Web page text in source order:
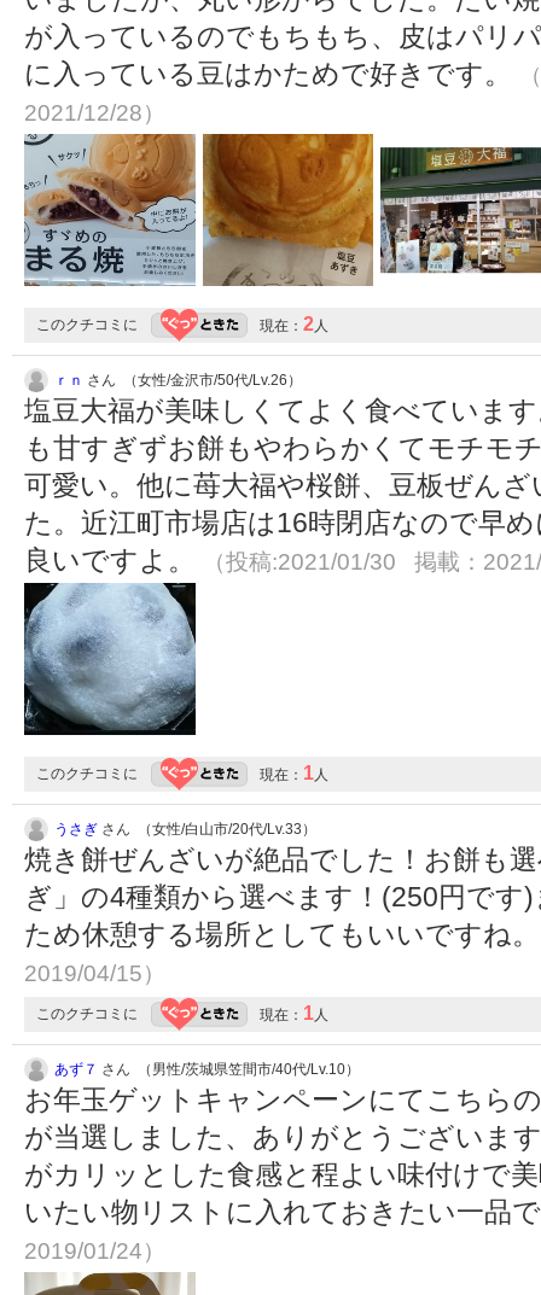
が入っているのでもちもち、皮はパリ
に入っている豆はかためで好きです。
2021/12/28）
このクチコミに 現在： 2人
ｒｎ さん （女性/金沢市/50代/Lv.26）
塩豆大福が美味しくてよく食べていま
も甘すぎずお餅もやわらかくてモチモ
可愛い。他に苺大福や桜餅、豆板ぜん
た。近江町市場店は16時閉店なので早
良いですよ。
（投稿:2021/01/30 掲載：
このクチコミに 現在： 1人
うさぎ さん （女性/白山市/20代/Lv.33）
焼き餅ぜんざいが絶品でした！お餅も
ぎ」の4種類から選べます！(250円で
ため休憩する場所としてもいいですね
2019/04/15）
このクチコミに 現在： 1人
あず７ さん （男性/茨城県笠間市/40代/Lv.10）
お年玉ゲットキャンペーンにてこちら
が当選しました、ありがとうございま
がカリッとした食感と程よい味付けで
いたい物リストに入れておきたい一品
2019/01/24）